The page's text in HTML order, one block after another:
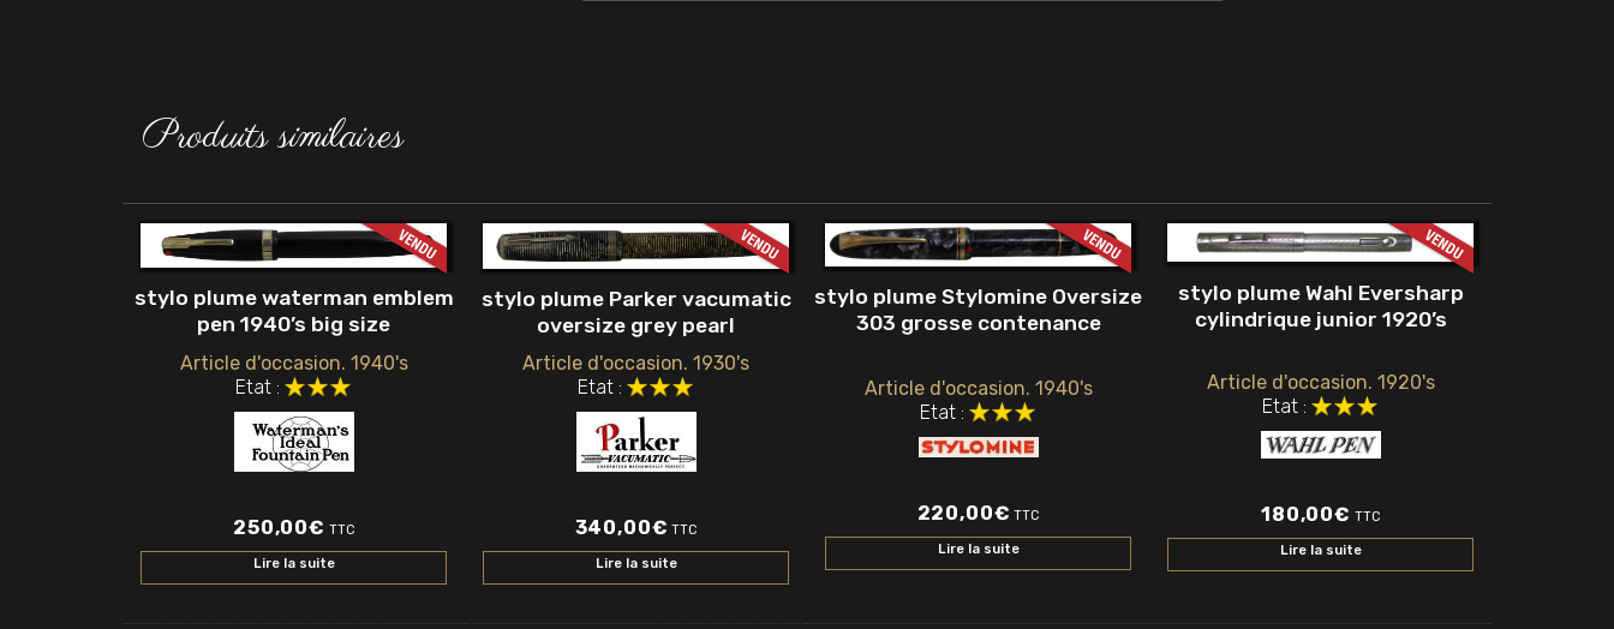
Produits similaires
stylo plume waterman emblem
pen 1940’s big size
Article d'occasion. 1940's
Etat :
250,00€ TTC
Lire la suite
stylo plume Parker vacumatic
oversize grey pearl
Article d'occasion. 1930's
Etat :
340,00€ TTC
Lire la suite
stylo plume Stylomine Oversize
303 grosse contenance
Article d'occasion. 1940's
Etat :
220,00€ TTC
Lire la suite
stylo plume Wahl Eversharp
cylindrique junior 1920’s
Article d'occasion. 1920's
Etat :
180,00€ TTC
Lire la suite